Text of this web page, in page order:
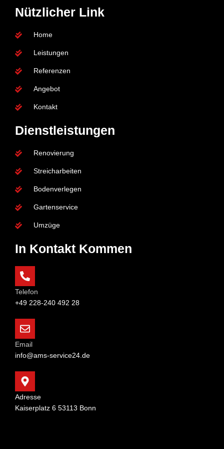
e
b
t
t
r
t
u
Nützlicher Link
Home
Leistungen
Referenzen
Angebot
Kontakt
Dienstleistungen
Renovierung
Streicharbeiten
Bodenverlegen
Gartenservice
Umzüge
In Kontakt Kommen
Telefon
+49 228-240 492 28
Email
info@ams-service24.de
Adresse
Kaiserplatz 6 53113 Bonn